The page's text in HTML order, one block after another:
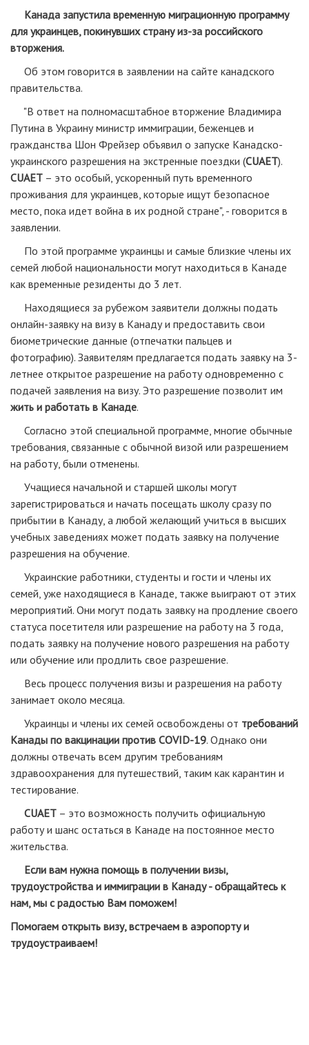
Канада запустила временную миграционную программу
для украинцев, покинувших страну из-за российского
вторжения.
Об этом говорится в заявлении на сайте канадского
правительства.
"В ответ на полномасштабное вторжение Владимира
Путина в Украину министр иммиграции, беженцев и
гражданства Шон Фрейзер объявил о запуске Канадско-
украинского разрешения на экстренные поездки (CUAET).
CUAET – это особый, ускоренный путь временного
проживания для украинцев, которые ищут безопасное
место, пока идет война в их родной стране", - говорится в
заявлении.
По этой программе украинцы и самые близкие члены их
семей любой национальности могут находиться в Канаде
как временные резиденты до 3 лет.
Находящиеся за рубежом заявители должны подать
онлайн-заявку на визу в Канаду и предоставить свои
биометрические данные (отпечатки пальцев и
фотографию). Заявителям предлагается подать заявку на 3-
летнее открытое разрешение на работу одновременно с
подачей заявления на визу. Это разрешение позволит им
жить и работать в Канаде.
Согласно этой специальной программе, многие обычные
требования, связанные с обычной визой или разрешением
на работу, были отменены.
Учащиеся начальной и старшей школы могут
зарегистрироваться и начать посещать школу сразу по
прибытии в Канаду, а любой желающий учиться в высших
учебных заведениях может подать заявку на получение
разрешения на обучение.
Украинские работники, студенты и гости и члены их
семей, уже находящиеся в Канаде, также выиграют от этих
мероприятий. Они могут подать заявку на продление своего
статуса посетителя или разрешение на работу на 3 года,
подать заявку на получение нового разрешения на работу
или обучение или продлить свое разрешение.
Весь процесс получения визы и разрешения на работу
занимает около месяца.
Украинцы и члены их семей освобождены от требований
Канады по вакцинации против COVID-19. Однако они
должны отвечать всем другим требованиям
здравоохранения для путешествий, таким как карантин и
тестирование.
CUAET – это возможность получить официальную
работу и шанс остаться в Канаде на постоянное место
жительства.
Если вам нужна помощь в получении визы,
трудоустройства и иммиграции в Канаду - обращайтесь к
нам, мы с радостью Вам поможем!
Помогаем открыть визу, встречаем в аэропорту и
трудоустраиваем!